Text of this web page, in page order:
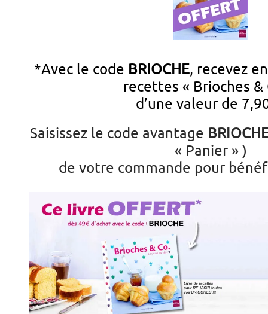
*Avec le code BRIOCHE, recevez
recettes « Brioches &
d’une valeur de
Saisissez le code avantage
« Panier » )
de votre commande pour